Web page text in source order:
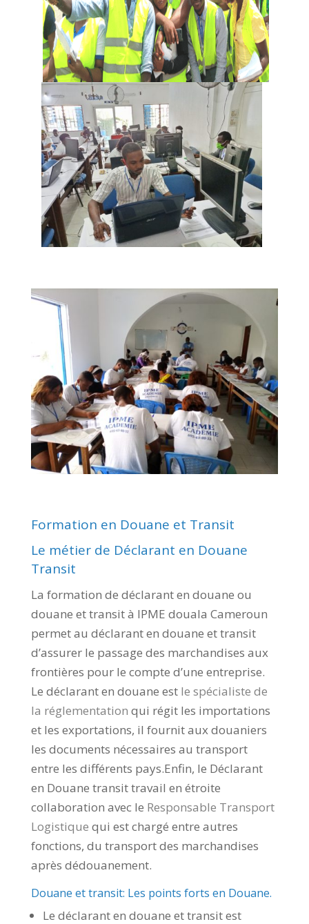
Formation en Douane et Transit
Le métier de Déclarant en Douane
Transit
La formation de déclarant en douane ou
douane et transit à IPME douala Cameroun
permet au déclarant en douane et transit
d’assurer le passage des marchandises aux
frontières pour le compte d’une entreprise.
Le déclaranten douane estle spécialiste de
la réglementation qui régit les importations
et les exportations, il fournit aux douaniers
les documents nécessaires au transport
entre les différents pays.Enfin, le Déclarant
en Douane transit travail en étroite
collaboration avec le Responsable Transport
Logistique qui est chargé entre autres
fonctions, du transport des marchandises
après dédouanement.
Douane et transit: Les points forts en Douane.
Le déclarant en douane et transit est